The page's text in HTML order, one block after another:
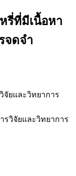
รี่ที่มีเนื้อหา
จดจำ
จัยและวิทยาการ
รวิจัยและวิทยาการ